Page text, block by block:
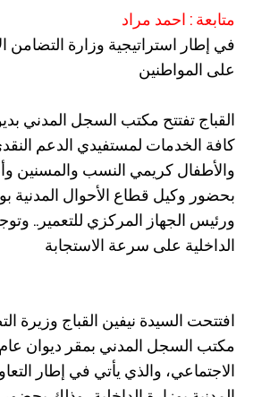
متابعة : احمد مراد
في إطار استراتيجية وزارة التضامن
على المواطنين
القباج تفتتح مكتب السجل المدني
كافة الخدمات لمستفيدي الدعم
والأطفال كريمي النسب والمسنين
بحضور وكيل قطاع الأحوال المدنية
ورئيس الجهاز المركزي للتعمير..
الداخلية على سرعة الاستجابة
افتتحت السيدة نيفين القباج وزيرة
مكتب السجل المدني بمقر ديوان
الاجتماعي، والذي يأتي في إطار